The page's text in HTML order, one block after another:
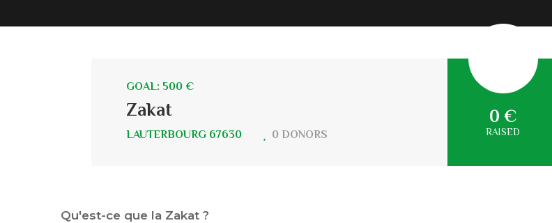
GOAL: 500 €
Zakat
LAUTERBOURG 67630 0 DONORS
0 €
RAISED
Qu'est-ce que la Zakat ?